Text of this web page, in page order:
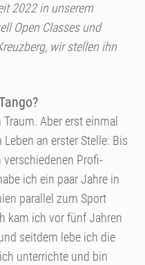
2022 in unserem
Open Classes und
wir stellen ihn
Aber erst einmal
an erster Stelle: Bis
Profi-
ich ein paar Jahre in
parallel zum Sport
kam ich vor fünf Jahren
seitdem lebe ich die
unterrichte und bin